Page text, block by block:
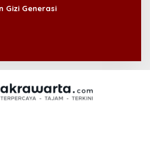
Gizi Generasi